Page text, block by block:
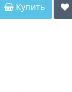
Купить